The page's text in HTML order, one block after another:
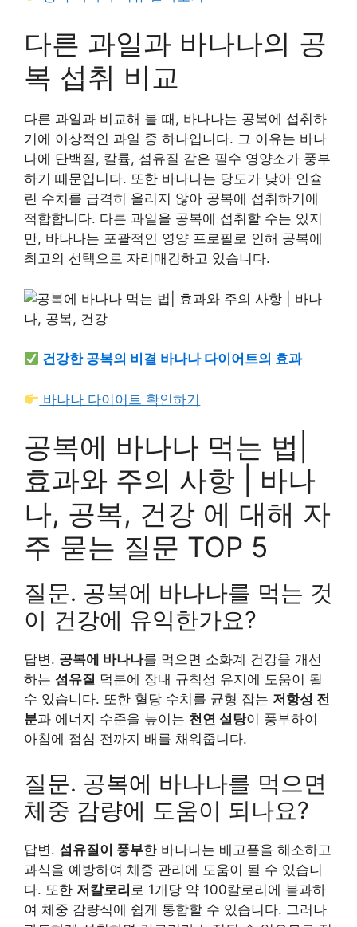
다른 과일과 바나나의 공
복 섭취 비교
다른 과일과 비교해 볼 때, 바나나는 공복에 섭취하
기에 이상적인 과일 중 하나입니다. 그 이유는 바나
나에 단백질, 칼륨, 섬유질 같은 필수 영양소가 풍부
하기 때문입니다. 또한 바나나는 당도가 낮아 인슐
린 수치를 급격히 올리지 않아 공복에 섭취하기에
적합합니다. 다른 과일을 공복에 섭취할 수는 있지
만, 바나나는 포괄적인 영양 프로필로 인해 공복에
최고의 선택으로 자리매김하고 있습니다.
건강한 공복의 비결 바나나 다이어트의 효과
바나나 다이어트 확인하기
공복에 바나나 먹는 법|
효과와 주의 사항 | 바나
나, 공복, 건강 에 대해 자
주 묻는 질문 TOP 5
질문. 공복에 바나나를 먹는 것
이 건강에 유익한가요?
답변. 공복에 바나나를 먹으면 소화계 건강을 개선
하는 섬유질 덕분에 장내 규칙성 유지에 도움이 될
수 있습니다. 또한 혈당 수치를 균형 잡는 저항성 전
분과 에너지 수준을 높이는 천연 설탕이 풍부하여
아침에 점심 전까지 배를 채워줍니다.
질문. 공복에 바나나를 먹으면
체중 감량에 도움이 되나요?
답변. 섬유질이 풍부한 바나나는 배고픔을 해소하고
과식을 예방하여 체중 관리에 도움이 될 수 있습니
다. 또한 저칼로리 로 1개당 약 100칼로리에 불과하
여 체중 감량식에 쉽게 통합할 수 있습니다. 그러나